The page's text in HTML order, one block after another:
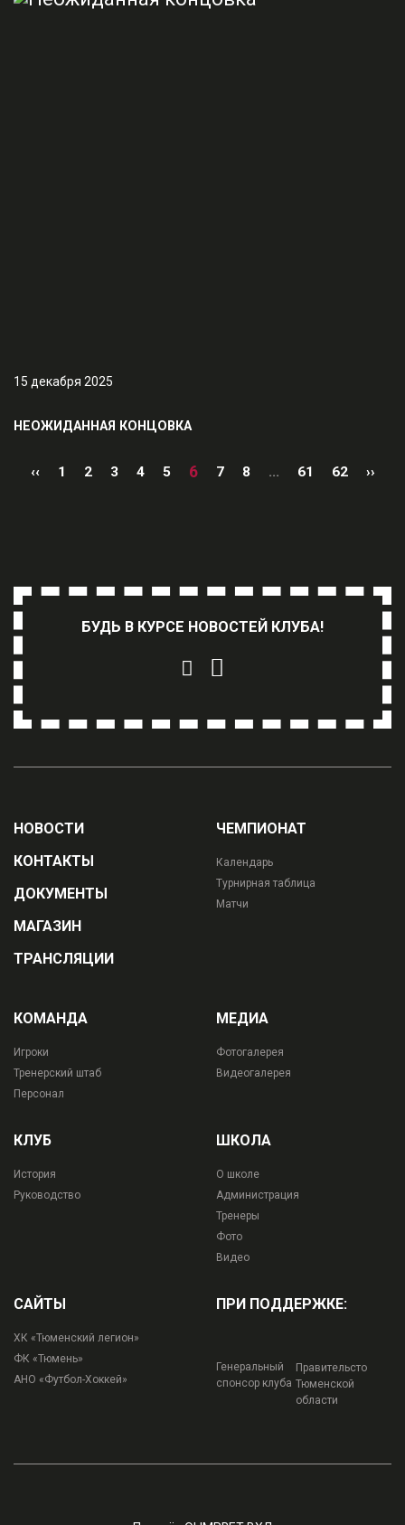
15 декабря 2025
НЕОЖИДАННАЯ КОНЦОВКА
‹‹ 1 2 3 4 5 6 7 8 ... 61 62 ››
БУДЬ В КУРСЕ НОВОСТЕЙ КЛУБА!
НОВОСТИ
КОНТАКТЫ
ДОКУМЕНТЫ
МАГАЗИН
ТРАНСЛЯЦИИ
ЧЕМПИОНАТ
Календарь
Турнирная таблица
Матчи
КОМАНДА
Игроки
Тренерский штаб
Персонал
МЕДИА
Фотогалерея
Видеогалерея
КЛУБ
История
Руководство
ШКОЛА
О школе
Администрация
Тренеры
Фото
Видео
САЙТЫ
ХК «Тюменский легион»
ФК «Тюмень»
АНО «Футбол-Хоккей»
ПРИ ПОДДЕРЖКЕ:
Генеральный
спонсор клуба
Правительсто
Тюменской
области